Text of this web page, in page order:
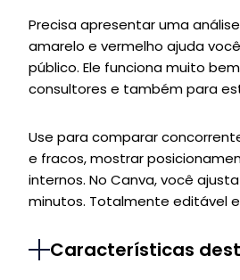
Precisa apresentar uma
amarelo e vermelho ajuda
público. Ele funciona muito
consultores e também para
Use para comparar
e fracos, mostrar
internos. No Canva, você
minutos. Totalmente editável
Características